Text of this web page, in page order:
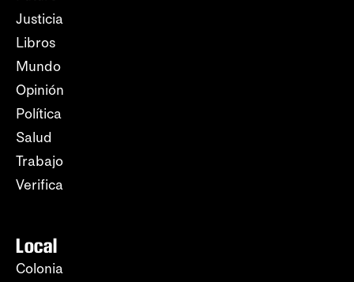
Justicia
Libros
Mundo
Opinión
Política
Salud
Trabajo
Verifica
Local
Colonia